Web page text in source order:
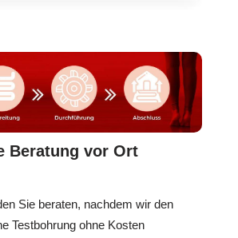
Beratung vor Ort
Sie beraten, nachdem wir den
Testbohrung ohne Kosten